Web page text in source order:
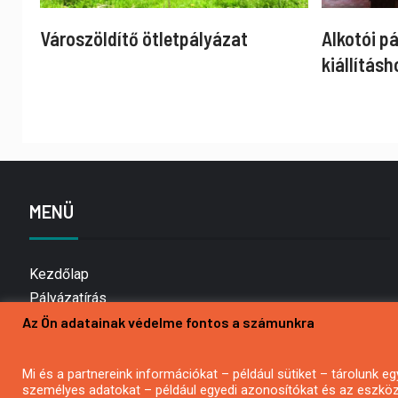
Városzöldítő ötletpályázat
Alkotói
MENÜ
Kezdőlap
Pályázatírás
Bemutatkozás
Hírlevél feliratkozás
Impresszum
Az Ön adatainak védelme fontos a számunkra
Mi és a partnereink információkat – például sütiket – tárolunk
személyes adatokat – például egyedi azonosítókat és az